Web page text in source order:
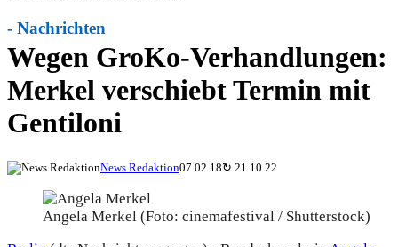
Wegen GroKo-Verhandlungen:
Merkel verschiebt Termin mit
Gentiloni
- Nachrichten
News Redaktion07.02.18↻ 21.10.22
Angela Merkel (Foto: cinemafestival / Shutterstock)